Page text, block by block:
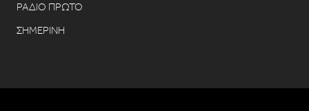
ΡΑΔΙΟ ΠΡΩΤΟ
ΣΗΜΕΡΙΝΗ